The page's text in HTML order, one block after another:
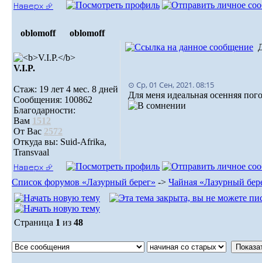
Наверх ⮵
oblomoff oblomoff
V.I.P.
Стаж: 19 лет 4 мес. 8 дней
Сообщения: 100862
Благодарности:
Вам 1512
От Вас 2572
Откуда вы: Suid-Afrika,
Transvaal
⊙ Ср, 01 Сен, 2021. 08:15
Для меня идеальная осенняя
Наверх ⮵
Список форумов «Лазурный берег» -> Чайная «Лазурный
Страница 1 из 48